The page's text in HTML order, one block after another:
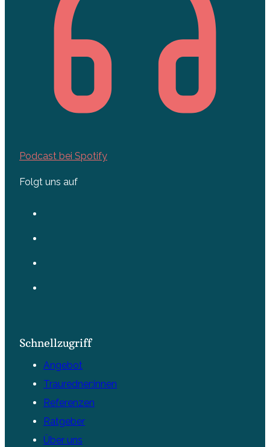
Podcast bei Spotify
Folgt uns auf
Schnellzugriff
Angebot
Trauredner:innen
Referenzen
Ratgeber
Über uns